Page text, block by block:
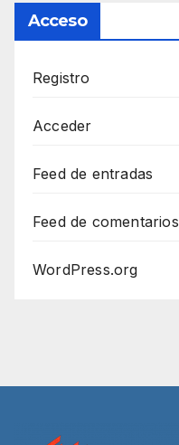
Acceso
Registro
Acceder
Feed de entradas
Feed de comentarios
WordPress.org